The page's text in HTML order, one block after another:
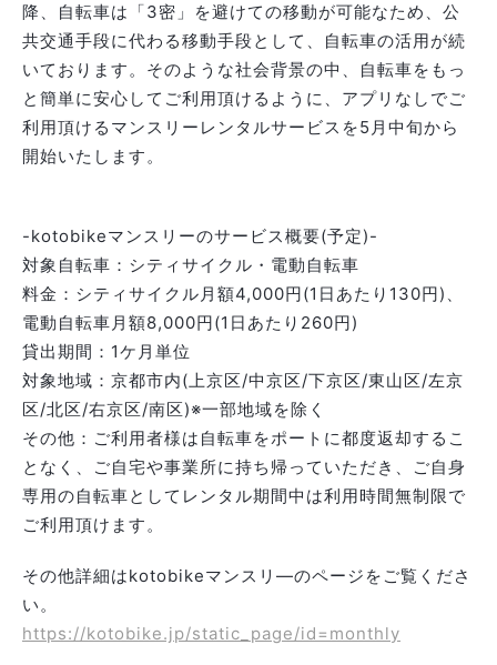
降、自転車は「3密」を避けての移動が可能なため、公
共交通手段に代わる移動手段として、自転車の活用が続
いております。そのような社会背景の中、自転車をもっ
と簡単に安心してご利用頂けるように、アプリなしでご
利用頂けるマンスリーレンタルサービスを5月中旬から
開始いたします。
-kotobikeマンスリーのサービス概要(予定)-
対象自転車：シティサイクル・電動自転車
料金：シティサイクル月額4,000円(1日あたり130円)、
電動自転車月額8,000円(1日あたり260円)
貸出期間：1ケ月単位
対象地域：京都市内(上京区/中京区/下京区/東山区/左京
区/北区/右京区/南区)※一部地域を除く
その他：ご利用者様は自転車をポートに都度返却するこ
となく、ご自宅や事業所に持ち帰っていただき、ご自身
専用の自転車としてレンタル期間中は利用時間無制限で
ご利用頂けます。
その他詳細はkotobikeマンスリ―のページをご覧くださ
い。
https://kotobike.jp/static_page/id=monthly